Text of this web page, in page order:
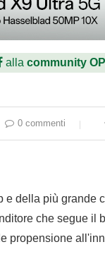
allacommunity
0 commenti
e della più grande
che segue il
propensione